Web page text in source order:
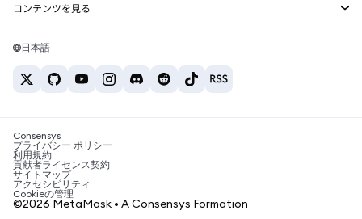
Web3サービス
サポート
キャリア
お問い合わせ
Tetherの価格
USDT→INR
BTC→INR
ETH→USDT
ETHの購入
USDTの購入
SHIBの購入
BNBの購入
コンテンツを見る
Solanaウォレット
税制関連ニュース
暗号資産の購入方法は？
ビットコインを売るには？
日本語
Consensys
プライバシー ポリシー
利用規約
貢献者ライセンス契約
サイトマップ
アクセシビリティ
Cookieの管理
©2026 MetaMask • A Consensys Formation